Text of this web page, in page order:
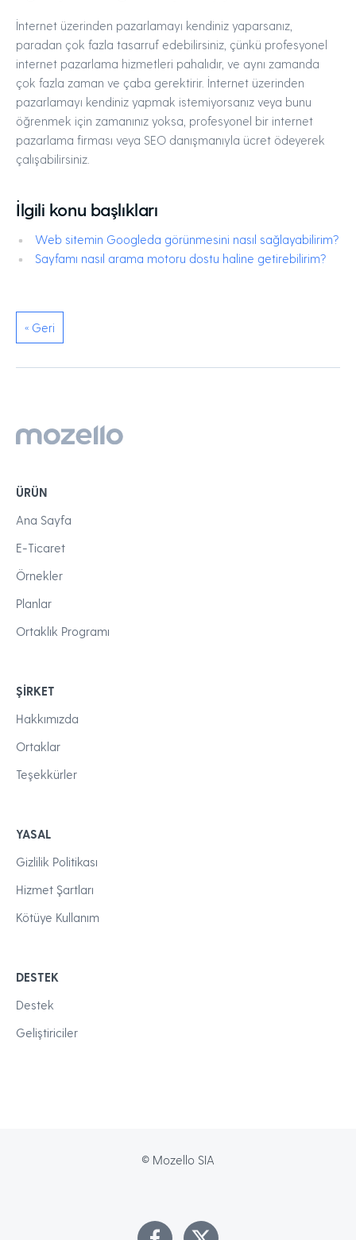
İnternet üzerinden pazarlamayı kendiniz yaparsanız,
paradan çok fazla tasarruf edebilirsiniz, çünkü profesyonel
internet pazarlama hizmetleri pahalıdır, ve aynı zamanda
çok fazla zaman ve çaba gerektirir. İnternet üzerinden
pazarlamayı kendiniz yapmak istemiyorsanız veya bunu
öğrenmek için zamanınız yoksa, profesyonel bir internet
pazarlama firması veya SEO danışmanıyla ücret ödeyerek
çalışabilirsiniz.
İlgili konu başlıkları
Web sitemin Googleda görünmesini nasıl sağlayabilirim?
Sayfamı nasıl arama motoru dostu haline getirebilirim?
« Geri
ÜRÜN
Ana Sayfa
E-Ticaret
Örnekler
Planlar
Ortaklık Programı
ŞIRKET
Hakkımızda
Ortaklar
Teşekkürler
YASAL
Gizlilik Politikası
Hizmet Şartları
Kötüye Kullanım
DESTEK
Destek
Geliştiriciler
© Mozello SIA